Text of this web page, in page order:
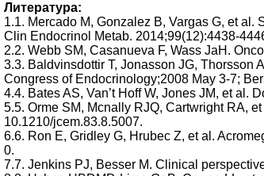
Литература:
1.1. Mercado M, Gonzalez B, Vargas G, et
Clin Endocrinol Metab. 2014;99(12):4438-
2.2. Webb SM, Casanueva F, Wass JaH.
3.3. Baldvinsdottir T, Jonasson JG, Thorsson
Congress of Endocrinology;2008 May 3-7;
4.4. Bates AS, Van’t Hoff W, Jones JM, et al.
5.5. Orme SM, Mcnally RJQ, Cartwright RA,
10.1210/jcem.83.8.5007.
6.6. Ron E, Gridley G, Hrubec Z, et al.
0.
7.7. Jenkins PJ, Besser M. Clinical